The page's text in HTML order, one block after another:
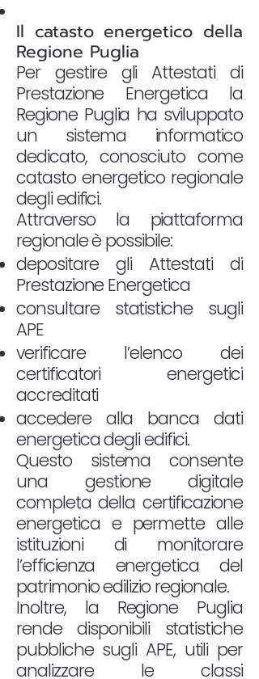
Il catasto energetico della
Regione Puglia
Per gestire gli Attestati di
Prestazione Energetica la
Regione Puglia ha sviluppato
un sistema informatico
dedicato, conosciuto come
catasto energetico regionale
degli edifici.
Attraverso la piattaforma
regionale è possibile:
depositare gli Attestati di
Prestazione Energetica
consultare statistiche sugli
APE
verificare l’elenco dei
certificatori energetici
accreditati
accedere alla banca dati
energetica degli edifici.
Questo sistema consente
una gestione digitale
completa della certificazione
energetica e permette alle
istituzioni di monitorare
l’efficienza energetica del
patrimonio edilizio regionale.
Inoltre, la Regione Puglia
rende disponibili statistiche
pubbliche sugli APE, utili per
analizzare le classi